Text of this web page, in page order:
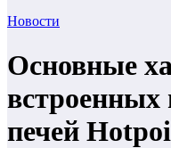
Новости
Основные
печей